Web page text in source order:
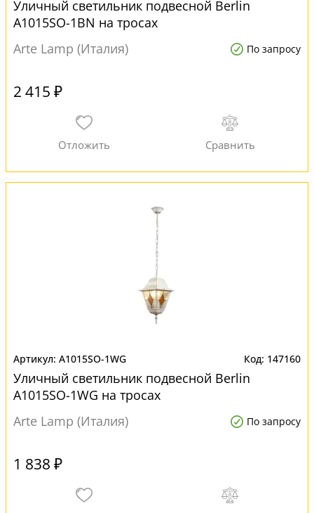
Уличный светильник подвесной Berlin
A1015SO-1BN на тросах
Arte Lamp (Италия)
По запросу
2 415 ₽
A1015SO-1WG 147160
Уличный светильник подвесной Berlin
A1015SO-1WG на тросах
Arte Lamp (Италия)
По запросу
1 838 ₽